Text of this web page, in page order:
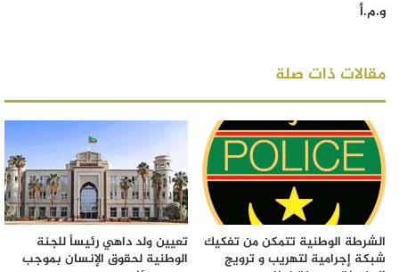
و.م.أ
مقالات ذات صلة
الشرطة الوطنية تتمكن من تفكيك
شبكة إجرامية لتهريب و ترويج
تعيين ولد داهي رئيساً للجنة
الوطنية لحقوق الإنسان بموجب